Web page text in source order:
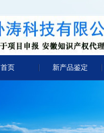
首页 新产品鉴定